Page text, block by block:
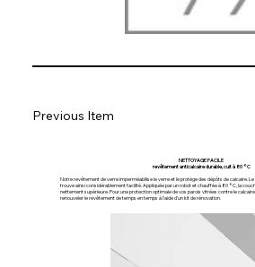
Previous Item
NETTOYAGE FACILE
revêtement anticalcaire durable, cuit à 80 °C
Notre revêtement de verre imperméabilise le verre et le protège des dépôts de calcaire.
trouve ainsi considérablement facilité. Appliquée par un robot et chauffée à 80 °C, la
nettement supérieure. Pour une protection optimale de vos parois vitrées contre le
renouveler le revêtement de temps en temps à l'aide d'un kit de rénovation.